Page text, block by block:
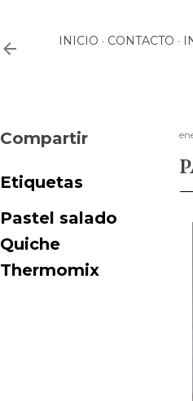
INICIO CONTACTO
Compartir
Etiquetas
Pastel salado
Quiche
Thermomix